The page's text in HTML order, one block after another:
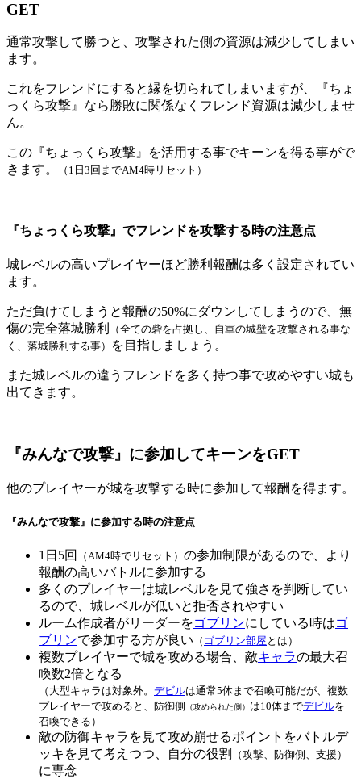
GET
通常攻撃して勝つと、攻撃された側の資源は減少してしまい
ます。
これをフレンドにすると縁を切られてしまいますが、『ちょ
っくら攻撃』なら勝敗に関係なくフレンド資源は減少しませ
ん。
この『ちょっくら攻撃』を活用する事でキーンを得る事がで
きます。
（1日3回までAM4時リセット）
『ちょっくら攻撃』でフレンドを攻撃する時の注意点
城レベルの高いプレイヤーほど勝利報酬は多く設定されてい
ます。
ただ負けてしまうと報酬の50%にダウンしてしまうので、無
傷の完全落城勝利
（全ての砦を占拠し、自軍の城壁を攻撃される事な
く、落城勝利する事）
を目指しましょう。
また城レベルの違うフレンドを多く持つ事で攻めやすい城も
出てきます。
『みんなで攻撃』に参加してキーンをGET
他のプレイヤーが城を攻撃する時に参加して報酬を得ます。
『みんなで攻撃』に参加する時の注意点
1日5回 （AM4時でリセット） の参加制限があるので、より
報酬の高いバトルに参加する
多くのプレイヤーは城レベルを見て強さを判断してい
るので、城レベルが低いと拒否されやすい
ルーム作成者がリーダーをゴブリンにしている時はゴ
ブリンで参加する方が良い （ ゴブリン部屋 とは）
複数プレイヤーで城を攻める場合、敵キャラの最大召
喚数2倍となる
（大型キャラは対象外。 デビルは通常5体まで召喚可能だが、複数
プレイヤーで攻めると、防御側
（攻められた側） は10体までデビルを
召喚できる）
敵の防御キャラを見て攻め崩せるポイントをバトルデ
ッキを見て考えつつ、自分の役割
（攻撃、防御側、支援）
に専念